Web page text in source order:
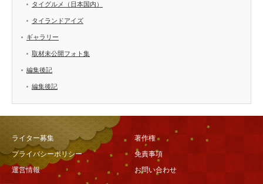
タイグルメ（日本国内）
タイランドアイズ
ギャラリー
取材未公開フォト集
編集後記
編集後記
ライター募集
著作権
プライバシーポリシー
免責事項
運営情報
お問い合わせ